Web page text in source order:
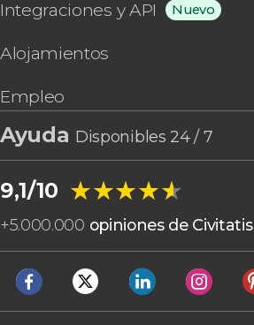
Integraciones y API Nuevo
Alojamientos
Empleo
Ayuda Disponibles 24 / 7
9,1/10 ★★★★★
★★★★★
+5.000.000 opiniones de Civitatis